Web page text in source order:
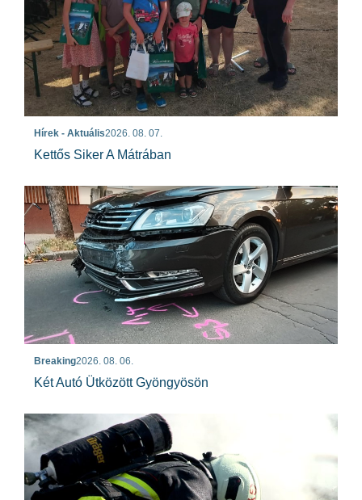
Hírek - Aktuális2026. 08. 07.
Kettős Siker A Mátrában
Breaking2026. 08. 06.
Két Autó Ütközött Gyöngyösön